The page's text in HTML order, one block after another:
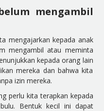
mengambil
mengajarkan kepada anak
mengambil atau meminta
kepada orang lain
mereka dan bahwa kita
izin mereka.
perlu kita terapkan kepada
Bentuk kecil ini dapat